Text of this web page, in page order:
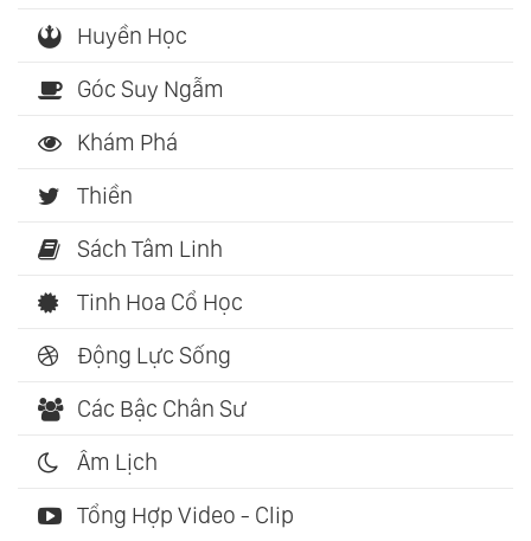
Huyền Học
Góc Suy Ngẫm
Khám Phá
Thiền
Sách Tâm Linh
Tinh Hoa Cổ Học
Động Lực Sống
Các Bậc Chân Sư
Âm Lịch
Tổng Hợp Video - Clip